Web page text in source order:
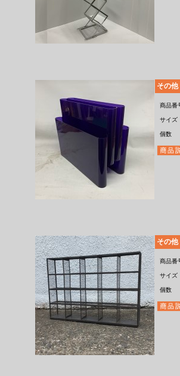
その
商品番
サイズ
個数
その
商品番
サイズ
個数